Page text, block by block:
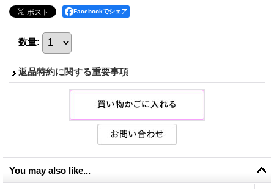
Facebookでシェア
数量:
返品特約に関する重要事項
You may also like...